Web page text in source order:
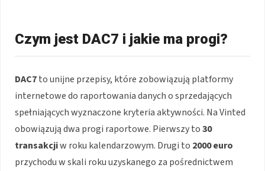
Czym jest DAC7 i jakie ma progi?
DAC7to unijne przepisy, które zobowiązują platformy
internetowe do raportowania danych o sprzedających
spełniających wyznaczone kryteria aktywności. Na Vinted
obowiązują dwa progi raportowe. Pierwszy to30
transakcjiw roku kalendarzowym. Drugi to 2000 euro
przychodu w skali roku uzyskanego za pośrednictwem